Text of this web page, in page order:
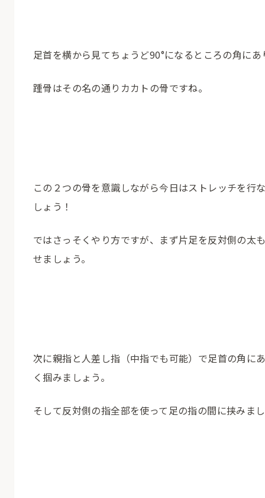
足首を横から見てちょうど90°になるところの角にあ
踵骨はその名の通りカカトの骨ですね。
この２つの骨を意識しながら今日はストレッチを行
しょう！
ではさっそくやり方ですが、まず片足を反対側の太
せましょう。
次に親指と人差し指（中指でも可能）で足首の角に
く掴みましょう。
そして反対側の指全部を使って足の指の間に挟みま